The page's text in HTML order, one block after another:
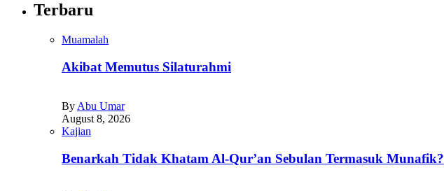
Terbaru
Muamalah
Akibat Memutus Silaturahmi
ByAbu Umar
August 8, 2026
Kajian
Benarkah Tidak Khatam Al-Qur’an Sebulan Termasuk Munafik?